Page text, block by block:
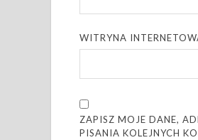
WITRYNA
ZAPISZ MOJE DANE,
PISANIA KOLEJNYCH